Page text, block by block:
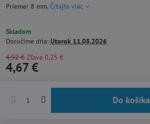
Priemer 8 mm. Čítajte viac
Skladom
Doručíme dňa: Utorok 11.08.2026
4,92 € Zľava 0,25 €
4,67 €
Do košíka